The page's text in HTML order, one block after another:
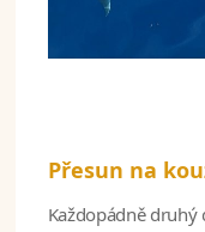
Přesun na
Každopádně druhý